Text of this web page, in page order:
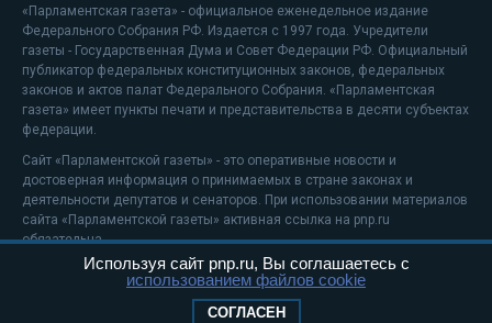
«Парламентская газета» - официальное еженедельное издание
Федерального Собрания РФ. Издается с 1997 года. Учредители
газеты - Государственная Дума и Совет Федерации РФ. Официальный
публикатор федеральных конституционных законов, федеральных
законов и актов палат Федерального Собрания. «Парламентская
газета» имеет пункты печати и представительства в десяти субъектах
федерации.
Сайт «Парламентской газеты» - это оперативные новости и
достоверная информация о принимаемых в стране законах и
деятельности депутатов и сенаторов. При использовании материалов
сайта «Парламентской газеты» активная ссылка на pnp.ru
обязательна.
На информационном ресурсе применяютсярекомендательные
Положение о защите персональных данных
Используя сайт pnp.ru, Вы соглашаетесь с
использованием файлов cookie
СОГЛАСЕН